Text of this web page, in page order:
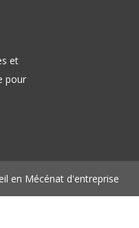
et
pour
en Mécénat d'entreprise